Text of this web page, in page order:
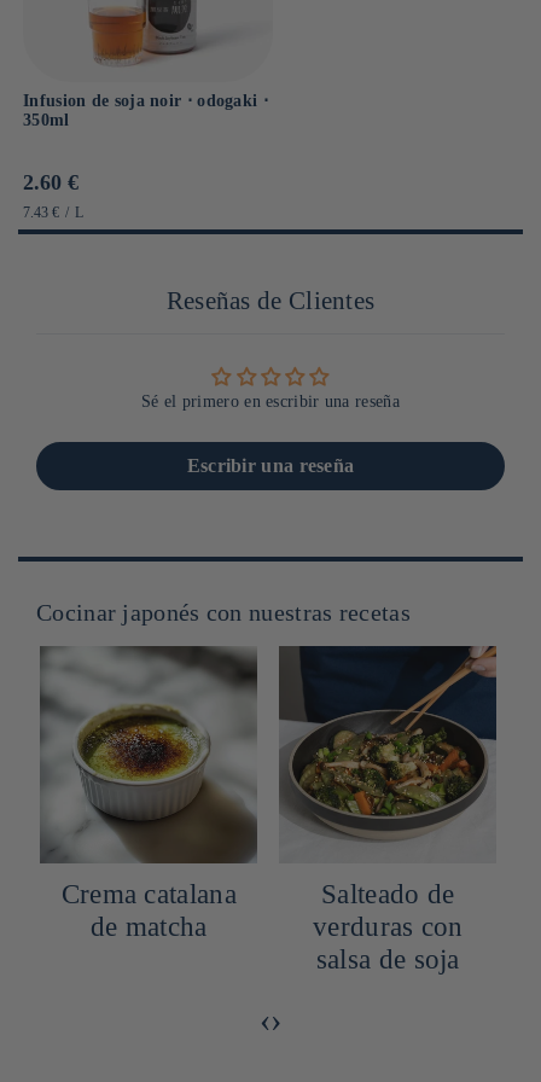
Infusion de soja noir ⋅ odogaki ⋅
350ml
Prix
habituel
2.60 €
PRIX
UNITAIRE
7.43 € / PAR
L
Reseñas de Clientes
Sé el primero en escribir una reseña
Escribir una reseña
Cocinar japonés con nuestras recetas
Crema catalana
de matcha
Salteado de
verduras con
salsa de soja
‹›